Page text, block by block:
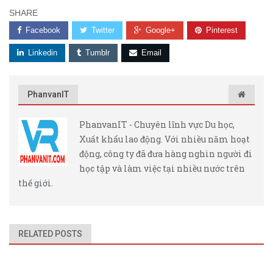
SHARE
Facebook Twitter Google+ Pinterest
Linkedin Tumblr Email
PhanvanIT
PhanvanIT - Chuyên lĩnh vực Du học,
Xuất khẩu lao động. Với nhiều năm hoạt
động, công ty đã đưa hàng nghìn người đi
học tập và làm việc tại nhiều nước trên
thế giới.
RELATED POSTS